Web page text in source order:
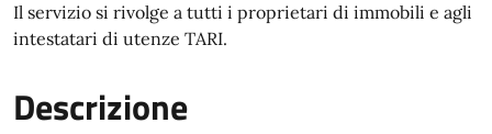
Il servizio si rivolge a tutti i proprietari di immobili e agli
intestatari di utenze TARI.
Descrizione